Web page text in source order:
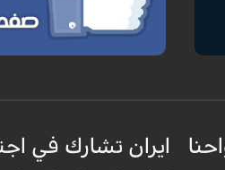
ايران تشارك في